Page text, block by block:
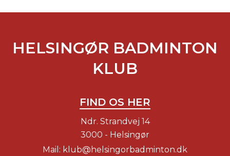
HELSINGØR BADMINTON
KLUB
FIND OS HER
Ndr. Strandvej 14
3000 - Helsingør
Mail: klub@helsingorbadminton.dk